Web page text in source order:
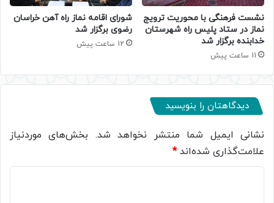
نشست فرهنگی با محوریت ترویج
نماز در ستاد پلیس راه شهرستان
خدابنده برگزار شد
11 ساعت پیش
شورای اقامه نماز راه آهن خراسان
رضوی برگزار شد
12 ساعت پیش
دیدگاهتان را بنویسید
نشانی ایمیل شما منتشر نخواهد شد. بخش‌های موردنیاز
علامت‌گذاری شده‌اند*